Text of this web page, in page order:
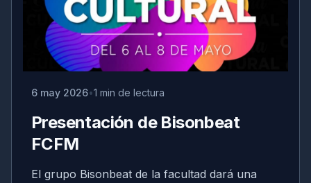
6 may 2026 1 min de lectura
Presentación de Bisonbeat
FCFM
El grupo Bisonbeat de la facultad dará una